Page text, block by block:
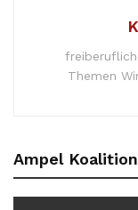
Themen
Ampel